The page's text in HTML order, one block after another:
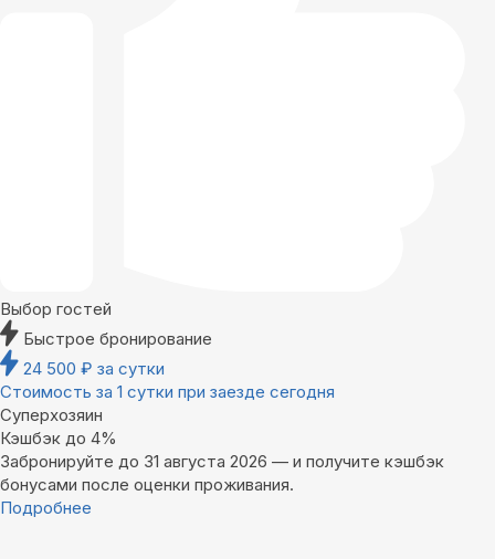
Выбор гостей
Быстрое бронирование
24 500 ₽ за сутки
Стоимость за 1 сутки при заезде сегодня
Суперхозяин
Кэшбэк до 4%
Забронируйте до 31 августа 2026 — и получите кэшбэк
бонусами после оценки проживания.
Подробнее